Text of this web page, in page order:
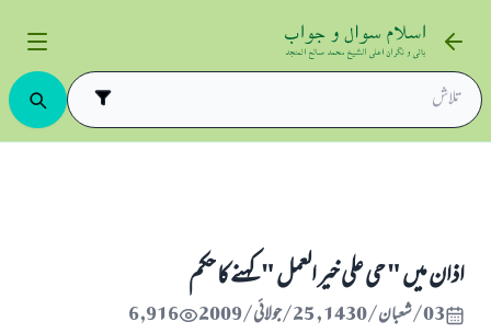
اذان ميں " حي على خير العمل " كہنے كا حكم
03/شعبان/1430 , 25/جولائی/2009 6,916